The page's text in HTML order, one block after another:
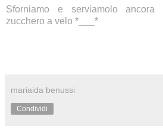
Sforniamo e serviamolo ancora
zucchero a velo *___*
mariaida benussi
Condividi